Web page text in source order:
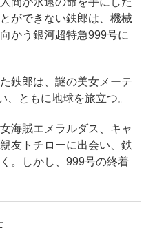
ができない鉄郎は、機械
かう銀河超特急999号に
鉄郎は、謎の美女メーテ
、ともに地球を旅立つ。
海賊エメラルダス、キャ
友トチローに出会い、鉄
。しかし、999号の終着